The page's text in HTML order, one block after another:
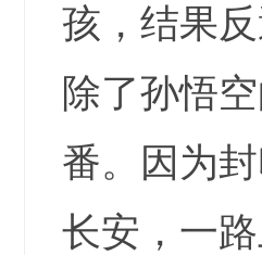
孩，结果
除了孙悟
番。因为
长安，一